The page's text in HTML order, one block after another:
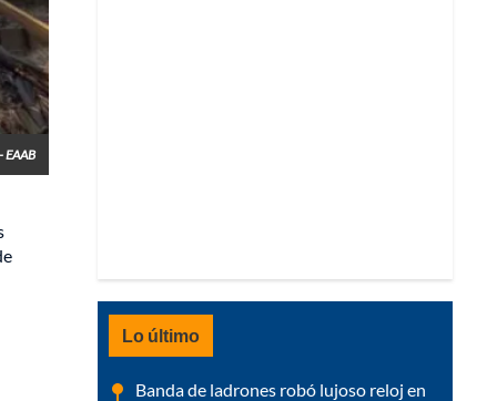
EAAB
Lo último
Banda de ladrones robó lujoso reloj en